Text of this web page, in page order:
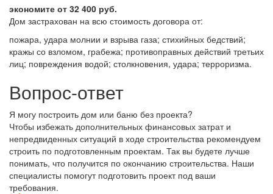
экономите от 32 400 руб.
Дом застрахован на всю стоимость договора от:
пожара, удара молнии и взрыва газа; стихийных бедствий;
кражы со взломом, грабежа; противоправных действий третьих
лиц; повреждения водой; столкновения, удара; терроризма.
Вопрос-ответ
Я могу построить дом или баню без проекта?
Чтобы избежать дополнительных финансовых затрат и
непредвиденных ситуаций в ходе строительства рекомендуем
строить по подготовленным проектам. Так вы будете лучше
понимать, что получится по окончанию строительства. Наши
специалисты помогут подготовить проект под ваши
требования.